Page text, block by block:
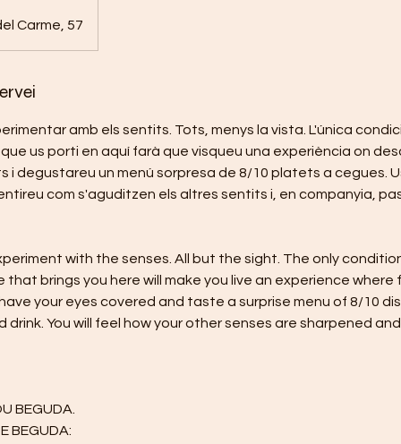
Carme, 57
amb els sentits. Tots, menys la vista. L'única
us porti en aquí farà que visqueu una experiència on
i degustareu un menú sorpresa de 8/10 platets a cegues.
com s'aguditzen els altres sentits i, en companyia,
with the senses. All but the sight. The only
that brings you here will make you live an experience where
your eyes covered and taste a surprise menu of 8/10
drink. You will feel how your other senses are sharpened
BEGUDA.
BEGUDA: